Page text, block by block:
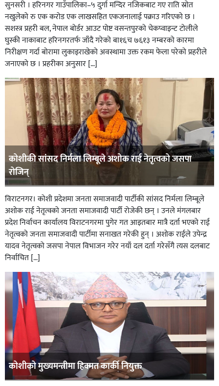
सुनसरी । हरिनगर गाउँपालिका–५ दुर्गा मन्दिर नजिकबाट गए राति स्रोत
नखुलेको रु एक करोड एक लाखसहित एकजनालाई पक्राउ गरिएको छ ।
सशस्त्र प्रहरी बल, नेपाल बोर्डर आउट पोष्ट वसन्तपुरको चेकप्वाइन्ट टोलीले
घुस्की नाकाबाट हरिनगरतर्फ जाँदै गरेको बा१६च ७६१३ नम्बरको कारमा
निरीक्षण गर्दा बोरामा लुकाइराखेको अवस्थामा उक्त रकम फेला परेको प्रहरीले
जनाएको छ । प्रहरीका अनुसार […]
कोशीकी सांसद निर्मला लिम्बूले अशोक राई नेतृत्वको जसपा
रोजिन्
विराटनगर। कोशी प्रदेशमा जनता समाजवादी पार्टीकी सांसद निर्मला लिम्बूले
अशोक राई नेतृत्वको जनता समाजवादी पार्टी रोजेकी छन् । उनले मंगलबार
प्रदेश निर्वाचन कार्यालय विराटनगरमा पुगेर गत आइतबार मात्रै दर्ता भएको राई
नेतृत्वको जनता समाजवादी पार्टीमा सनाखत गरेकी हुन् । अशोक राईले उपेन्द्र
यादव नेतृत्वको जसपा नेपाल विभाजन गरेर नयाँ दल दर्ता गरेसँगै त्यस दलबाट
निर्वाचित […]
कोशीको मुख्यमन्त्रीमा हिक्मत कार्की नियुक्त